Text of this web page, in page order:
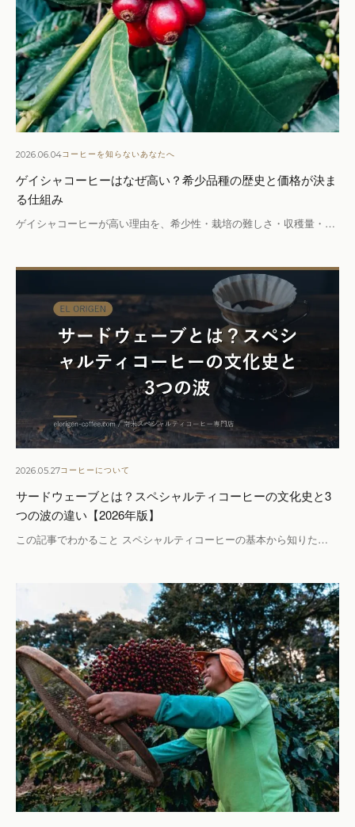
2026.06.04コーヒーを知らないあなたへ
ゲイシャコーヒーはなぜ高い？希少品種の歴史と価格が決ま
る仕組み
ゲイシャコーヒーが高い理由を、希少性・栽培の難しさ・収穫量・…
2026.05.27コーヒーについて
サードウェーブとは？スペシャルティコーヒーの文化史と3
つの波の違い【2026年版】
この記事でわかること スペシャルティコーヒーの基本から知りた…